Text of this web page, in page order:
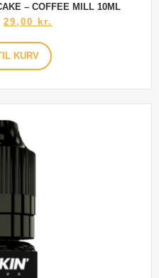
– COFFEE MILL 10ML
29,00 kr.
KURV